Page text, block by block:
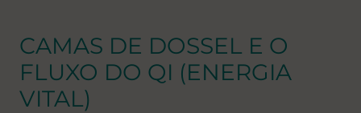
CAMAS DE DOSSEL E O
FLUXO DO QI (ENERGIA
VITAL)